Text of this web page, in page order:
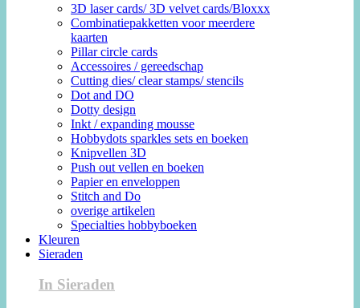
3D laser cards/ 3D velvet cards/Bloxxx
Combinatiepakketten voor meerdere
kaarten
Pillar circle cards
Accessoires / gereedschap
Cutting dies/ clear stamps/ stencils
Dot and DO
Dotty design
Inkt / expanding mousse
Hobbydots sparkles sets en boeken
Knipvellen 3D
Push out vellen en boeken
Papier en enveloppen
Stitch and Do
overige artikelen
Specialties hobbyboeken
Kleuren
Sieraden
In Sieraden